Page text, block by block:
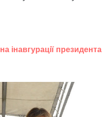
інавгурації президента